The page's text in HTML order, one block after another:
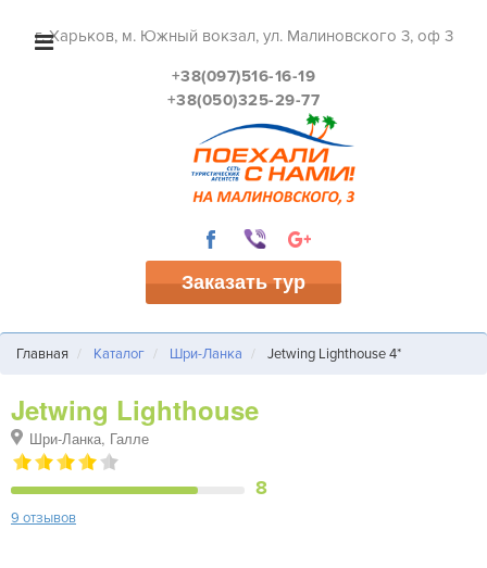
г. Харьков, м. Южный вокзал, ул. Малиновского 3, оф 3
+38(097)516-16-19
+38(050)325-29-77
Заказать тур
Главная Каталог Шри-Ланка Jetwing Lighthouse 4*
Jetwing Lighthouse
Шри-Ланка, Галле
8
9 отзывов